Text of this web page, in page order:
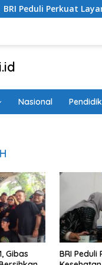
Layanan
Nasional
Gibas
BRI